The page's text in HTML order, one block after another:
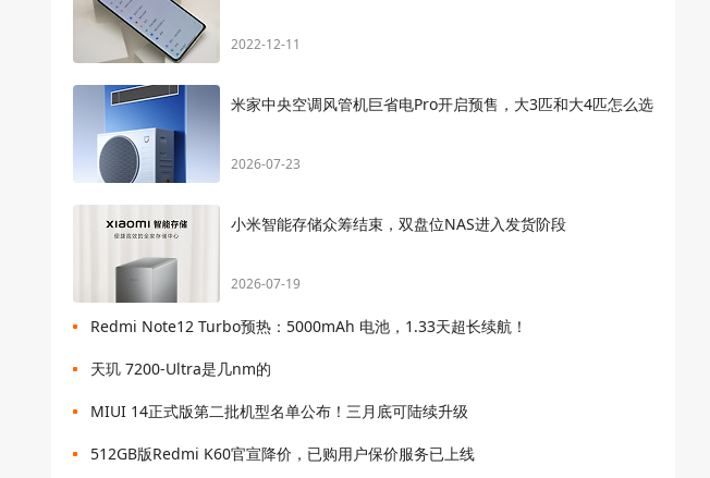
2022-12-11
米家中央空调风管机巨省电Pro开启预售，大3匹和大4匹怎么选
2026-07-23
小米智能存储众筹结束，双盘位NAS进入发货阶段
2026-07-19
Redmi Note12 Turbo预热：5000mAh 电池，1.33天超长续航！
天玑 7200-Ultra是几nm的
MIUI 14正式版第二批机型名单公布！三月底可陆续升级
512GB版Redmi K60官宣降价，已购用户保价服务已上线